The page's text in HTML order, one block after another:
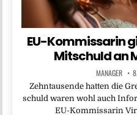
EU-Kommissarin
Mitschuld an
MANAGER
Zehntausende hatten die
schuld waren wohl auch
EU-Kommissarin